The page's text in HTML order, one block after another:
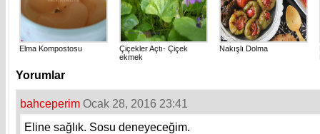
Elma Kompostosu
Çiçekler Açtı- Çiçek
ekmek
Nakışlı Dolma
Yorumlar
bahceperim Ocak 28, 2016 23:41
Eline sağlık. Sosu deneyeceğim.